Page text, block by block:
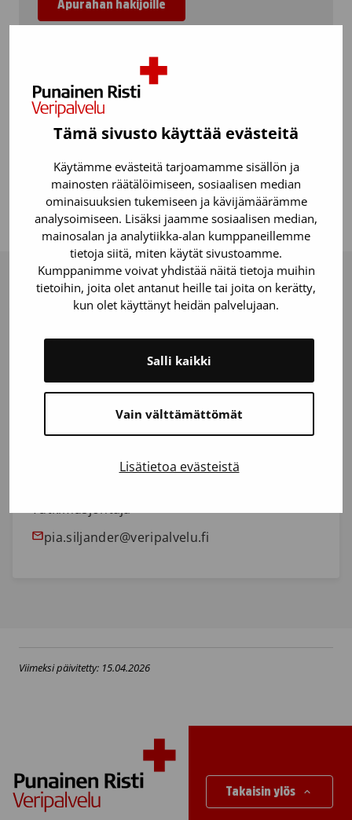
Tämä sivusto käyttää evästeitä
Käytämme evästeitä tarjoamamme sisällön ja
mainosten räätälöimiseen, sosiaalisen median
ominaisuuksien tukemiseen ja kävijämäärämme
analysoimiseen. Lisäksi jaamme sosiaalisen median,
mainosalan ja analytiikka-alan kumppaneillemme
tietoja siitä, miten käytät sivustoamme.
Kumppanimme voivat yhdistää näitä tietoja muihin
tietoihin, joita olet antanut heille tai joita on kerätty,
kun olet käyttänyt heidän palvelujaan.
Vain välttämättömät
Salli kaikki
Lisätietoa evästeistä
Apurahan hakijoille
Myönnetyt apurahat
Aiemmin myönnetyt apurahat vuosilta 2021-
Myönnetyt apurahat
Kirjaamo
Hakemusten toimitus
kirjaamo@veripalvelu.fi
Tutkimusjohtaja
pia.siljander@veripalvelu.fi
Viimeksi päivitetty: 15.04.2026
Takaisin ylös